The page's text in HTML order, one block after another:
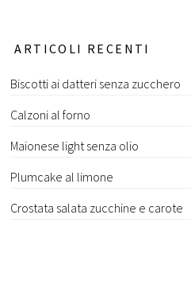
ARTICOLI RECENTI
Biscotti ai datteri senza zucchero
Calzoni al forno
Maionese light senza olio
Plumcake al limone
Crostata salata zucchine e carote